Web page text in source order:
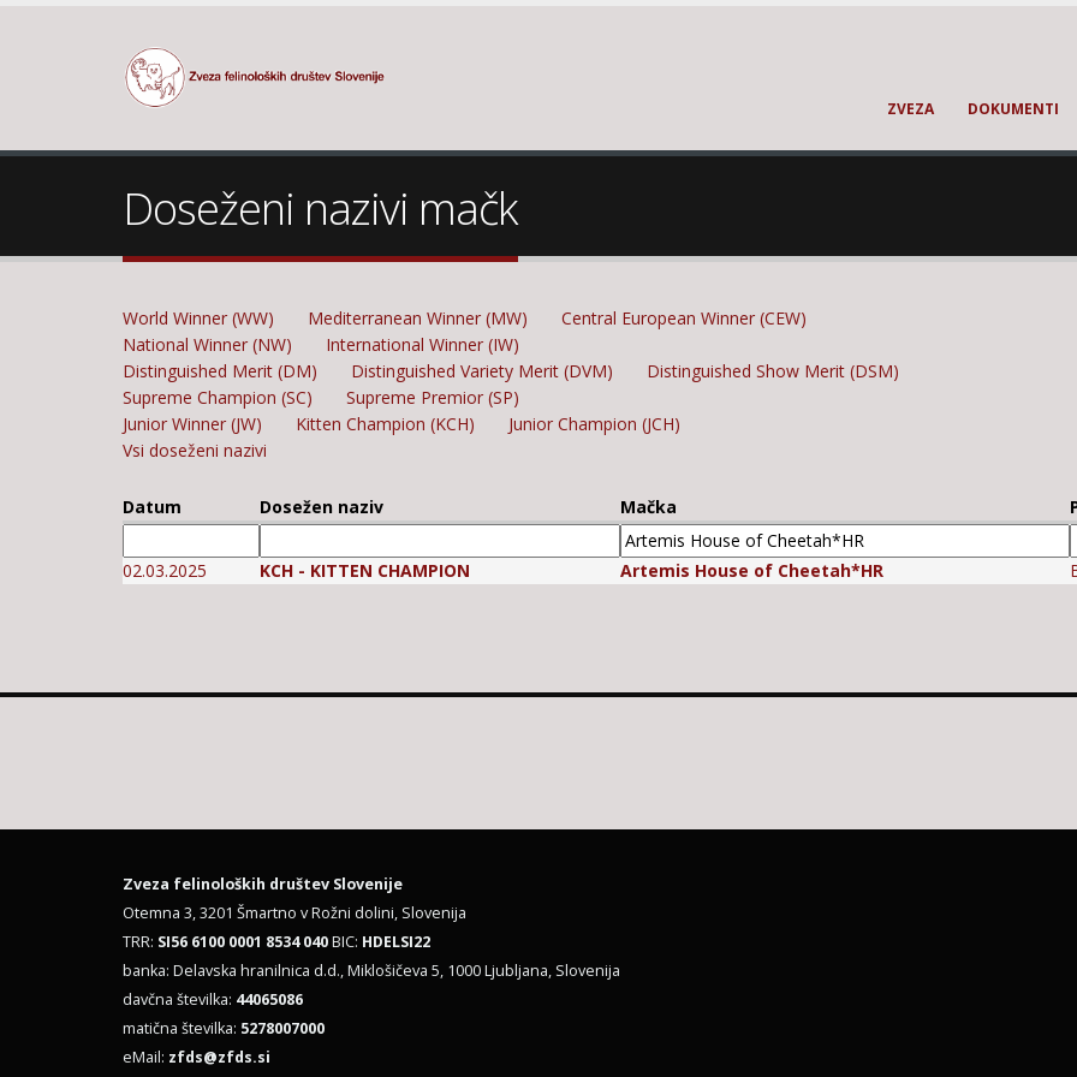
ZVEZA DOKUMENTI
Doseženi nazivi mačk
World Winner (WW) Mediterranean Winner (MW)
Central European Winner (CEW)
National Winner (NW)
International Winner (IW)
Distinguished Merit (DM)
Distinguished Variety Merit (DVM)
Distinguished Show Merit (DSM)
Supreme Champion (SC)
Supreme Premior (SP)
Junior Winner (JW)
Kitten Champion (KCH)
Junior Champion (JCH)
Vsi doseženi nazivi
Datum Dosežen naziv Mačka
02.03.2025 KCH - KITTEN CHAMPION Artemis House of Cheetah*HR
Zveza felinoloških društev Slovenije
Otemna 3, 3201 Šmartno v Rožni dolini, Slovenija
TRR: SI56 6100 0001 8534 040BIC: HDELSI22
banka: Delavska hranilnica d.d., Miklošičeva 5, 1000 Ljubljana, Slovenija
davčna številka: 44065086
matična številka: 5278007000
eMail: zfds@zfds.si